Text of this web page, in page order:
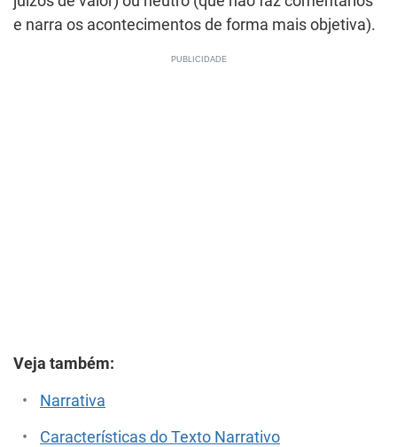
e narra os acontecimentos de forma mais objetiva).
Veja também:
Narrativa
Características do Texto Narrativo